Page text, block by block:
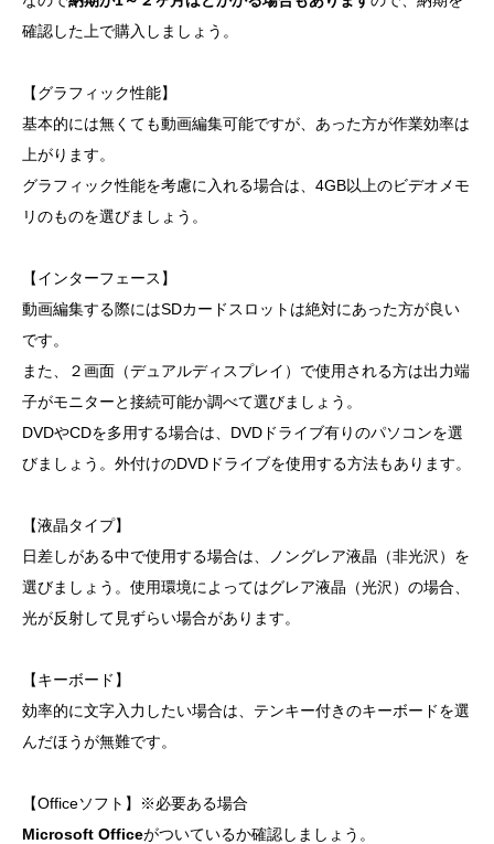
確認した上で購入しましょう。
【グラフィック性能】
基本的には無くても動画編集可能ですが、あった方が作業効率は
上がります。
グラフィック性能を考慮に入れる場合は、4GB以上のビデオメモ
リのものを選びましょう。
【インターフェース】
動画編集する際にはSDカードスロットは絶対にあった方が良い
です。
また、２画面（デュアルディスプレイ）で使用される方は出力端
子がモニターと接続可能か調べて選びましょう。
DVDやCDを多用する場合は、DVDドライブ有りのパソコンを選
びましょう。外付けのDVDドライブを使用する方法もあります。
【液晶タイプ】
日差しがある中で使用する場合は、ノングレア液晶（非光沢）を
選びましょう。使用環境によってはグレア液晶（光沢）の場合、
光が反射して見ずらい場合があります。
【キーボード】
効率的に文字入力したい場合は、テンキー付きのキーボードを選
んだほうが無難です。
【Officeソフト】※必要ある場合
Microsoft Officeがついているか確認しましょう。